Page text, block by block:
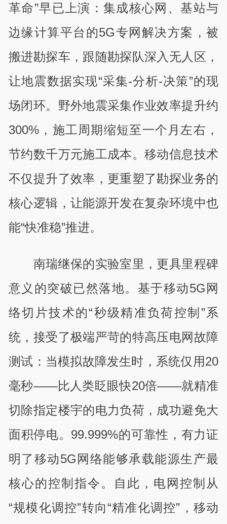
革命”早已上演：集成核心网、基站与
边缘计算平台的5G专网解决方案，被
搬进勘探车，跟随勘探队深入无人区，
让地震数据实现“采集-分析-决策”的现
场闭环。野外地震采集作业效率提升约
300%，施工周期缩短至一个月左右，
节约数千万元施工成本。移动信息技术
不仅提升了效率，更重塑了勘探业务的
核心逻辑，让能源开发在复杂环境中也
能“快准稳”推进。
南瑞继保的实验室里，更具里程碑
意义的突破已然落地。基于移动5G网
络切片技术的“秒级精准负荷控制”系
统，接受了极端严苛的特高压电网故障
测试：当模拟故障发生时，系统仅用20
毫秒——比人类眨眼快20倍——就精准
切除指定楼宇的电力负荷，成功避免大
面积停电。99.999%的可靠性，有力证
明了移动5G网络能够承载能源生产最
核心的控制指令。自此，电网控制从
“规模化调控”转向“精准化调控”，移动